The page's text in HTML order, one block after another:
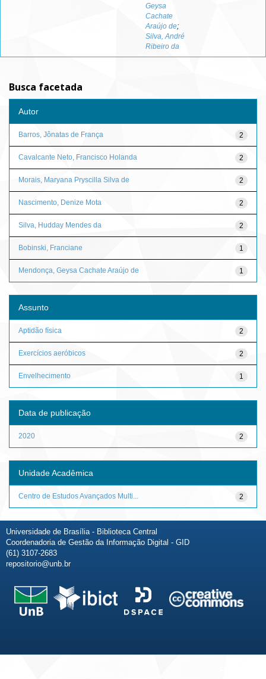
Geysa
Cachate
Araújo de;
Silva, André
Ribeiro da
Busca facetada
Autor
2
Barros, Jônatas de França
2
Cavalcante Neto, Francisco Holanda
2
Morais, Maryana Pryscilla Silva de
2
Nascimento, Denize Mota
2
Silva, Hudday Mendes da
1
Bobinski, Franciane
1
Mendonça, Geysa Cachate Araújo de
Assunto
2
Aptidão física
2
Exercícios aeróbicos
1
Envelhecimento
Data de publicação
2
2020
Unidade Acadêmica
2
Centro de Estudos Avançados Multi...
Universidade de Brasília - Biblioteca Central
Coordenadoria de Gestão da Informação Digital - GID
(61) 3107-2683
repositorio@unb.br